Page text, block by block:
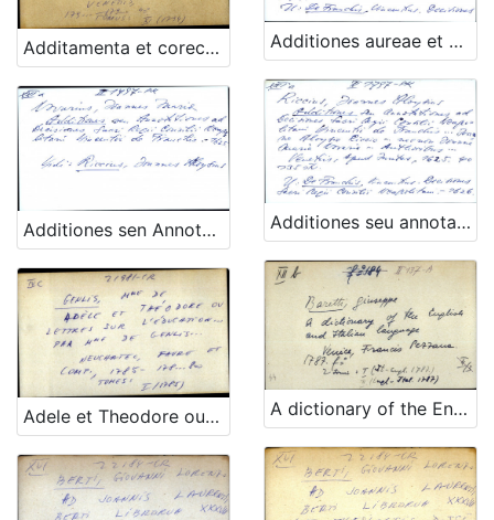
Additamenta et corectiones ad Promptam bibliothecam Lucii Ferraris Additiones aureae et annotationes solemnes ad tres partes decisiorum Sacri Regii Consilii Neapolitani a D. Vincentio de Franchis ... auctore Flavio Amendola
Additiones sen Annotationes ad Decisiones Sacri Regii Consilii. Neapolitani Vincentii de Franchis. - UPUTNICA adligata Additiones seu annotationes ad Decisiones Sacri Regii Consilii. Neapolitani Vincentii de Franchis ... Joanna Aloysio Riccio ... nec non Joanne Maria Novaria ... Anthoribus ...
Adele et Theodore ou lettres sur l' education ... par mme de Genlis A dictionary of the English and Italian language